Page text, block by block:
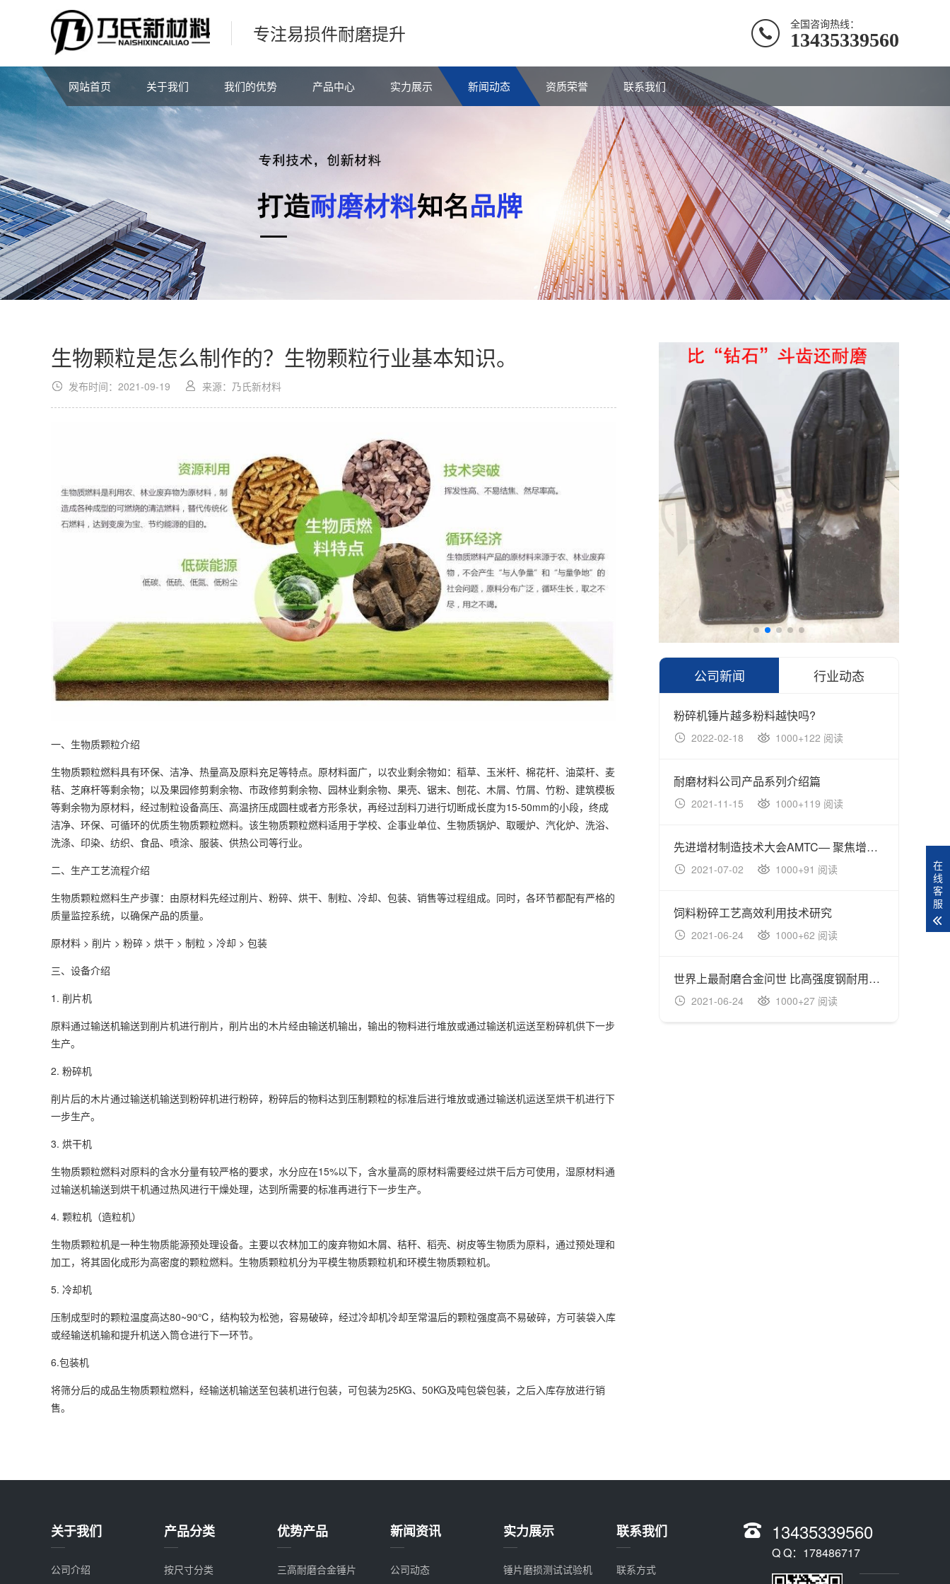
专注易损件耐磨提升 全国咨询热线：
13435339560
网站首页 关于我们 我们的优势 产品中心 实力展示 新闻动态 资质荣誉 联系我们
生物颗粒是怎么制作的？生物颗粒行业基本知识。
发布时间：2021-09-19 来源：乃氏新材料
一、生物质颗粒介绍
生物质颗粒燃料具有环保、洁净、热量高及原料充足等特点。原材料面广，以农业剩余物如：稻草、玉米杆、棉花杆、油菜杆、麦
秸、芝麻杆等剩余物；以及果园修剪剩余物、市政修剪剩余物、园林业剩余物、果壳、锯末、刨花、木屑、竹屑、竹粉、建筑模板
等剩余物为原材料，经过制粒设备高压、高温挤压成圆柱或者方形条状，再经过刮料刀进行切断成长度为15-50mm的小段，终成
洁净、环保、可循环的优质生物质颗粒燃料。该生物质颗粒燃料适用于学校、企事业单位、生物质锅炉、取暖炉、汽化炉、洗浴、
洗涤、印染、纺织、食品、喷涂、服装、供热公司等行业。
二、生产工艺流程介绍
生物质颗粒燃料生产步骤：由原材料先经过削片、粉碎、烘干、制粒、冷却、包装、销售等过程组成。同时，各环节都配有严格的
质量监控系统，以确保产品的质量。
原材料 > 削片 > 粉碎 > 烘干 > 制粒 > 冷却 > 包装
三、设备介绍
1. 削片机
原料通过输送机输送到削片机进行削片，削片出的木片经由输送机输出，输出的物料进行堆放或通过输送机运送至粉碎机供下一步
生产。
2. 粉碎机
削片后的木片通过输送机输送到粉碎机进行粉碎，粉碎后的物料达到压制颗粒的标准后进行堆放或通过输送机运送至烘干机进行下
一步生产。
3. 烘干机
生物质颗粒燃料对原料的含水分量有较严格的要求，水分应在15%以下，含水量高的原材料需要经过烘干后方可使用，湿原材料通
过输送机输送到烘干机通过热风进行干燥处理，达到所需要的标准再进行下一步生产。
4. 颗粒机（造粒机）
生物质颗粒机是一种生物质能源预处理设备。主要以农林加工的废弃物如木屑、秸秆、稻壳、树皮等生物质为原料，通过预处理和
加工，将其固化成形为高密度的颗粒燃料。生物质颗粒机分为平模生物质颗粒机和环模生物质颗粒机。
5. 冷却机
压制成型时的颗粒温度高达80~90℃，结构较为松弛，容易破碎，经过冷却机冷却至常温后的颗粒强度高不易破碎，方可装袋入库
或经输送机输和提升机送入筒仓进行下一环节。
6.包装机
将筛分后的成品生物质颗粒燃料，经输送机输送至包装机进行包装，可包装为25KG、50KG及吨包袋包装，之后入库存放进行销
售。
公司新闻 行业动态
粉碎机锤片越多粉料越快吗?
2022-02-18 1000+122 阅读
耐磨材料公司产品系列介绍篇
2021-11-15 1000+119 阅读
先进增材制造技术大会AMTC— 聚焦增材制造大未来！
2021-07-02 1000+91 阅读
饲料粉碎工艺高效利用技术研究
2021-06-24 1000+62 阅读
世界上最耐磨合金问世 比高强度钢耐用100倍
2021-06-24 1000+27 阅读
关于我们
公司介绍
产品分类
按尺寸分类
优势产品
三高耐磨合金锤片
新闻资讯
公司动态
实力展示
锤片磨损测试试验机
联系我们
联系方式
13435339560
Q Q：178486717
在
线
客
服